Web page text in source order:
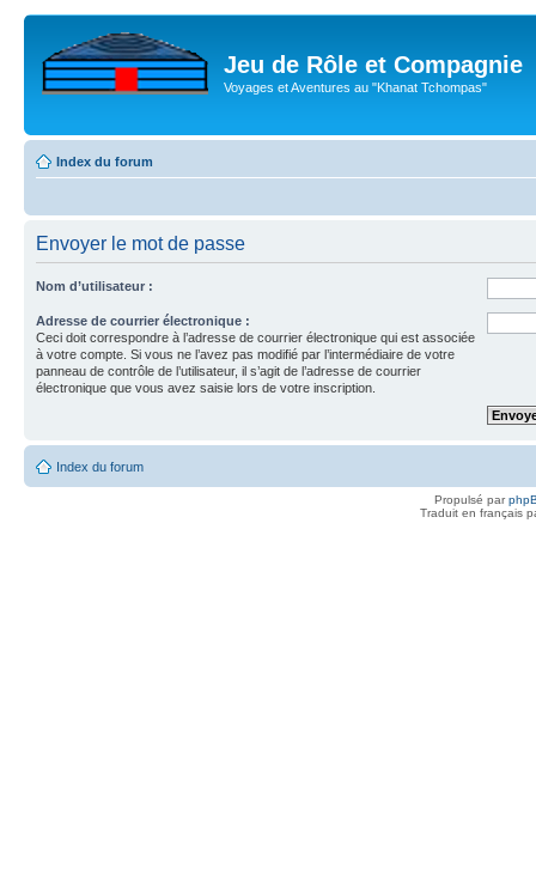
Jeu de Rôle et Compagnie
Voyages et Aventures au "Khanat Tchompas"
Index du forum
Envoyer le mot de passe
Nom d’utilisateur :
Adresse de courrier électronique :
Ceci doit correspondre à l’adresse de courrier électronique qui est associée
à votre compte. Si vous ne l’avez pas modifié par l’intermédiaire de votre
panneau de contrôle de l’utilisateur, il s’agit de l’adresse de courrier
électronique que vous avez saisie lors de votre inscription.
Index du forum
Propulsé par
Traduit en français